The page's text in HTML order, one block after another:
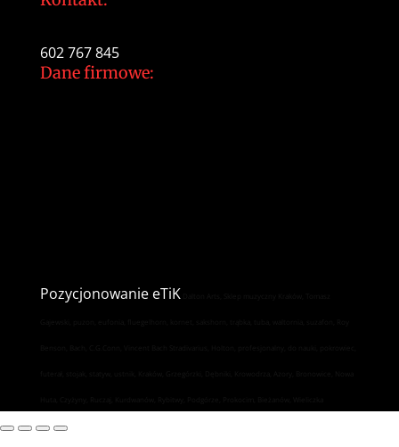
602 767 845
Dane firmowe:
Pozycjonowanie eTiK